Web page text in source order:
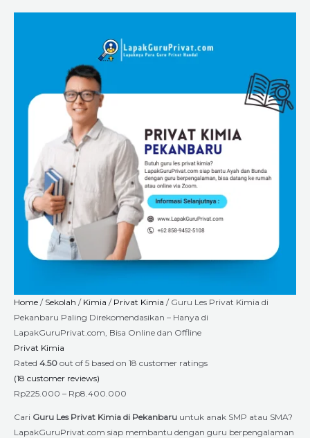
Home / Sekolah / Kimia / Privat Kimia / Guru Les Privat Kimia di
Pekanbaru Paling Direkomendasikan – Hanya di
LapakGuruPrivat.com, Bisa Online dan Offline
Privat Kimia
Rated 4.50 out of 5 based on 18 customer ratings
(18 customer reviews)
Rp225.000 – Rp8.400.000
through
Cari Guru Les Privat Kimia di Pekanbaru untuk anak SMP atau SMA?
LapakGuruPrivat.com siap membantu dengan guru berpengalaman
Paling
Direkomendasikan
LapakGuruPrivat.com,
Bisa
Online
dan
quantity